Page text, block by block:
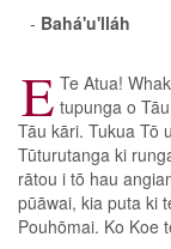
- Bahá'u'lláh
E Te Atua!
tupunga o
Tāu kāri. Tukua Tō
Tūturutanga ki
rātou i tō hau
pūāwai, kia puta ki
Pouhōmai. Ko Koe